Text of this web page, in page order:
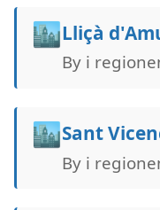
🏙️Lliçà
By i
🏙️Sant
By i